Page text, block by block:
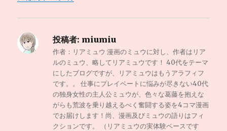
投稿者: miumiu
作者：リアミュウ 漫画のミュウに対し、作者はリア
ルのミュウ、略してリアミュウです！ 40代をテーマ
にしたブログですが、リアミュウはもうアラフィフ
です。。 仕事にプレイベートに悩みが尽きない40代
の独身女性の主人公ミュウが、色々な葛藤を抱えな
がらも荒波を乗り越えるべく奮闘する姿を4コマ漫画
でお届けします！尚、漫画及びミュウの語りはフィ
クションです。 （リアミュウの実体験ベースです